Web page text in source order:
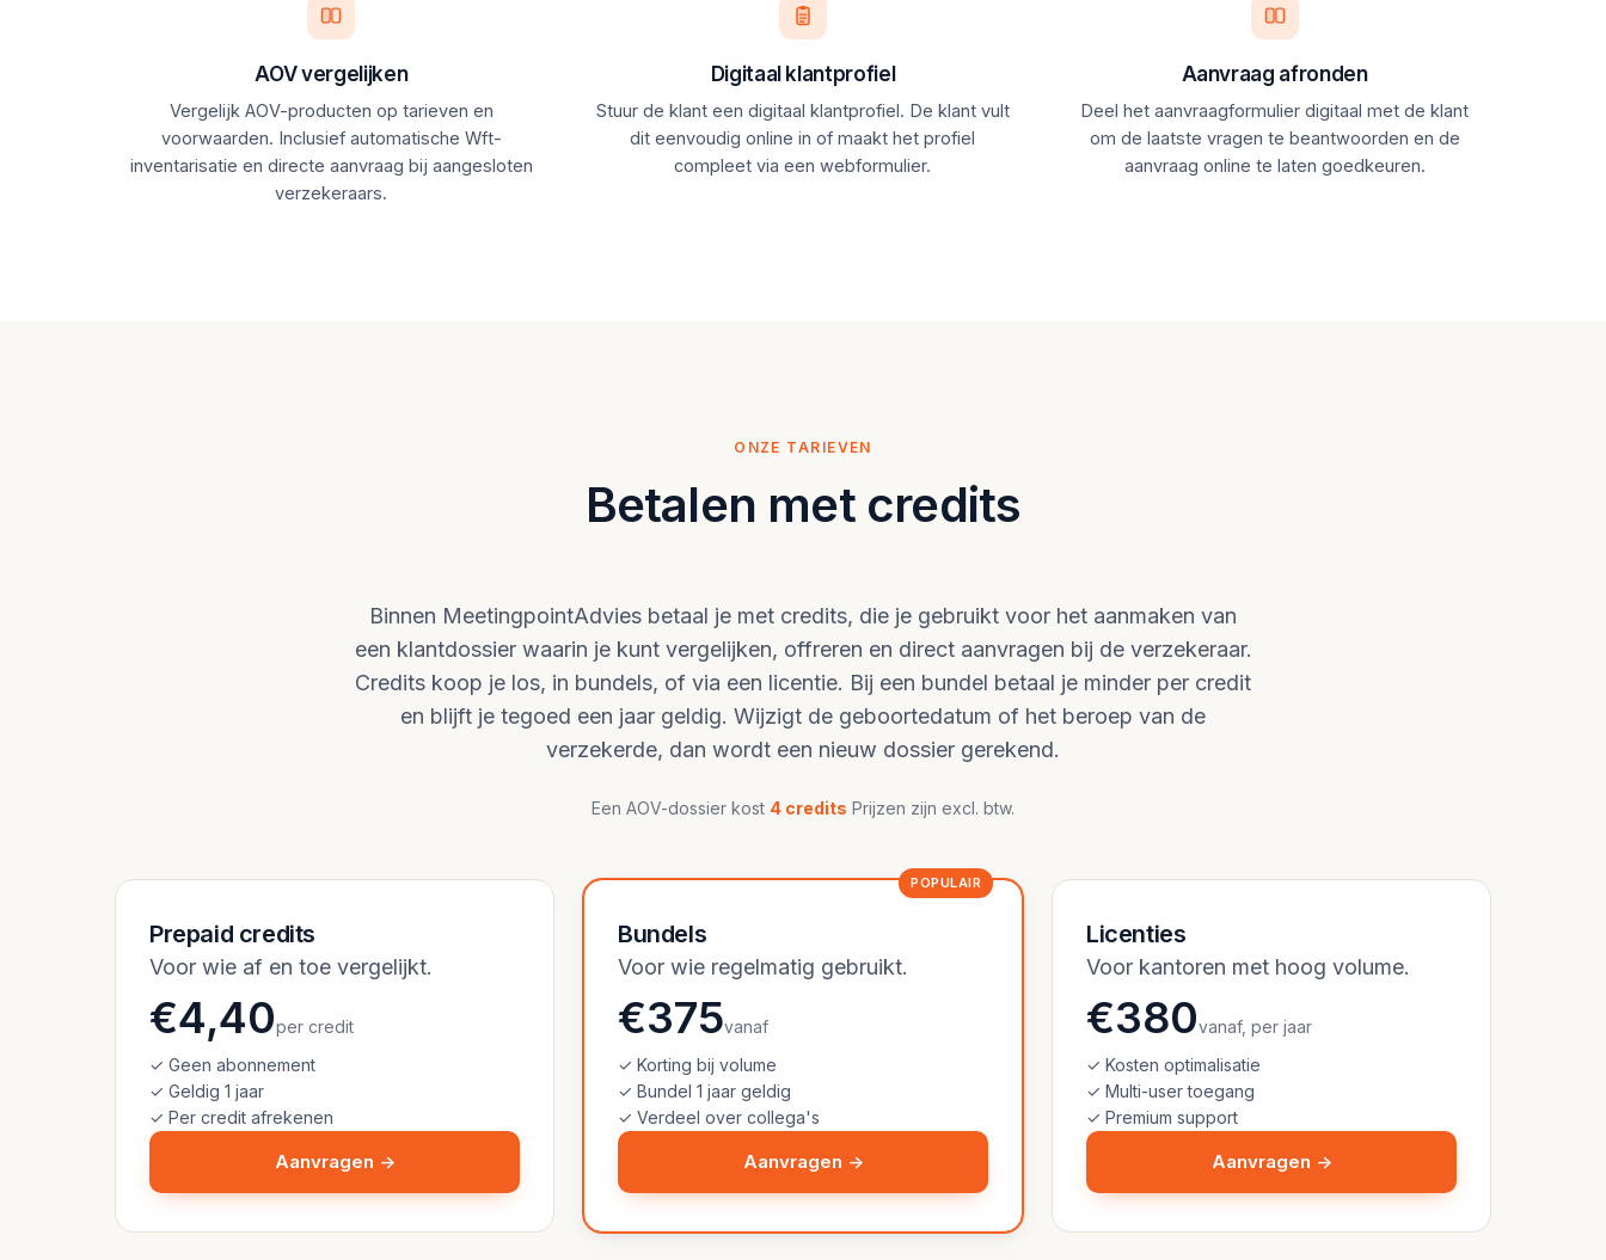
AOV vergelijken
Vergelijk AOV-producten op tarieven en
voorwaarden. Inclusief automatische Wft-
inventarisatie en directe aanvraag bij aangesloten
verzekeraars.
Digitaal klantprofiel
Stuur de klant een digitaal klantprofiel. De klant vult
dit eenvoudig online in of maakt het profiel
compleet via een webformulier.
Aanvraag afronden
Deel het aanvraagformulier digitaal met de klant
om de laatste vragen te beantwoorden en de
aanvraag online te laten goedkeuren.
ONZE TARIEVEN
Betalen met credits
Binnen MeetingpointAdvies betaal je met credits, die je gebruikt voor het aanmaken van
een klantdossier waarin je kunt vergelijken, offreren en direct aanvragen bij de verzekeraar.
Credits koop je los, in bundels, of via een licentie. Bij een bundel betaal je minder per credit
en blijft je tegoed een jaar geldig. Wijzigt de geboortedatum of het beroep van de
verzekerde, dan wordt een nieuw dossier gerekend.
Een AOV-dossier kost 4 credits Prijzen zijn excl. btw.
Prepaid credits
Voor wie af en toe vergelijkt.
€4,40per credit
✓ Geen abonnement
✓ Geldig 1 jaar
✓ Per credit afrekenen
Aanvragen →
POPULAIR
Bundels
Voor wie regelmatig gebruikt.
€375vanaf
✓ Korting bij volume
✓ Bundel 1 jaar geldig
✓ Verdeel over collega's
Aanvragen →
Licenties
Voor kantoren met hoog volume.
€380vanaf, per jaar
✓ Kosten optimalisatie
✓ Multi-user toegang
✓ Premium support
Aanvragen →